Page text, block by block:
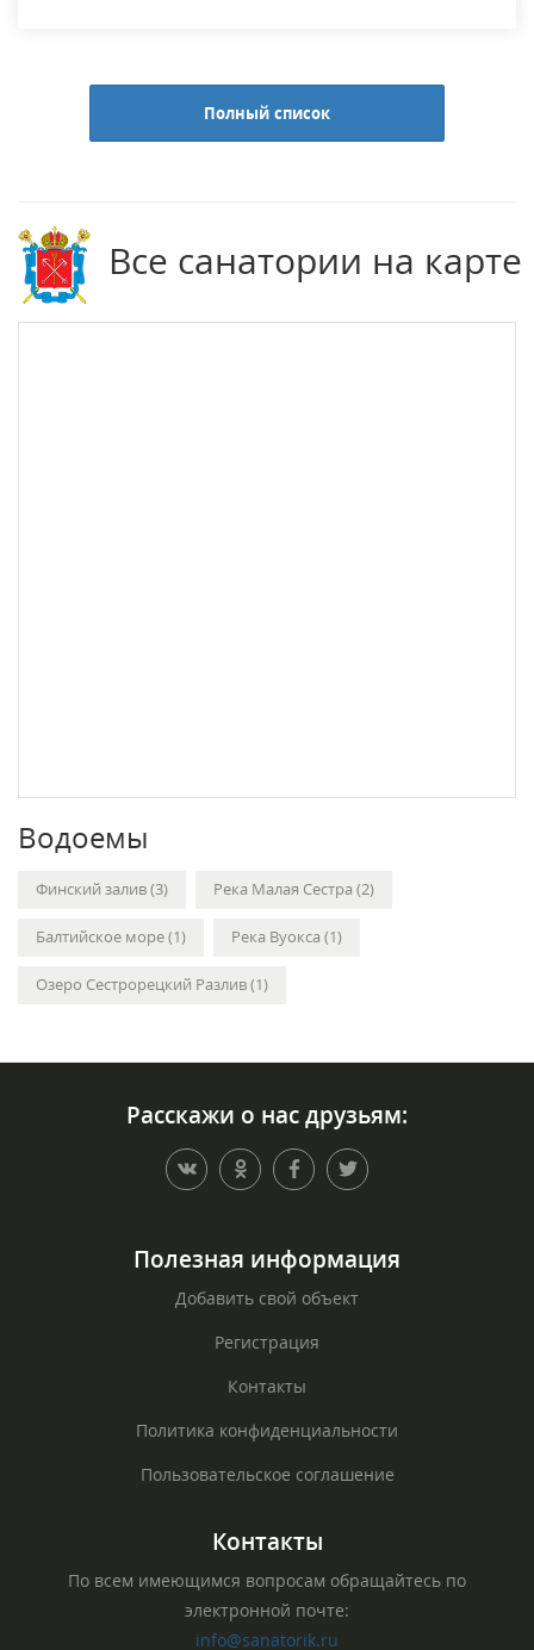
Полный список
Все санатории на карте
Водоемы
Финский залив (3) Река Малая Сестра (2)
Балтийское море (1) Река Вуокса (1)
Озеро Сестрорецкий Разлив (1)
Расскажи о нас друзьям:
Полезная информация
Добавить свой объект
Регистрация
Контакты
Политика конфиденциальности
Пользовательское соглашение
Контакты
По всем имеющимся вопросам обращайтесь по
электронной почте:
info@sanatorik.ru